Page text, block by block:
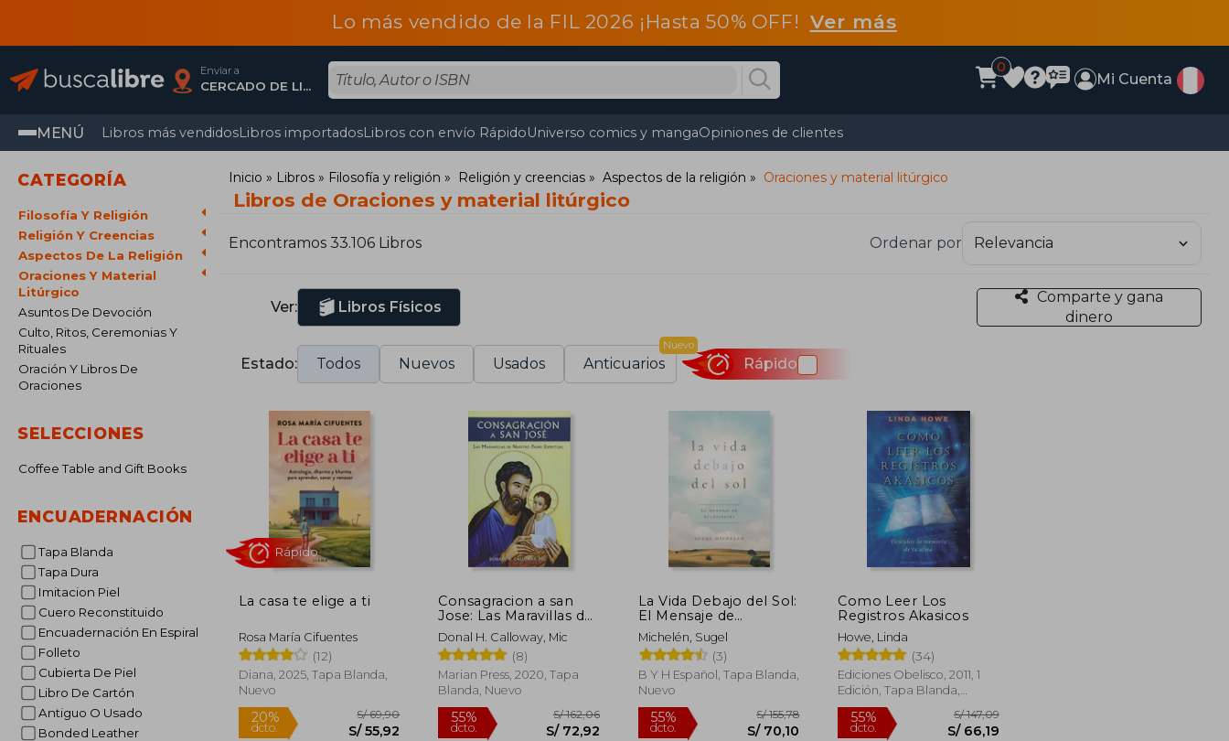
Lo más vendido de la FIL 2026 ¡Hasta 50% OFF! Ver más
Enviar a
CERCADO DE LIMA, Lima
0
Mi Cuenta
MENÚ Libros más vendidosLibros importadosLibros con envío RápidoUniverso comics y mangaOpiniones de clientes
CATEGORÍA
Filosofía Y Religión
Religión Y Creencias
Aspectos De La Religión
Oraciones Y Material
Litúrgico
Asuntos De Devoción
Culto, Ritos, Ceremonias Y
Rituales
Oración Y Libros De
Oraciones
SELECCIONES
Coffee Table and Gift Books
ENCUADERNACIÓN
Tapa Blanda
Tapa Dura
Imitacion Piel
Cuero Reconstituido
Encuadernación En Espiral
Folleto
Cubierta De Piel
Libro De Cartón
Antiguo O Usado
Bonded Leather
Inicio Libros Filosofía y religión Religión y creencias Aspectos de la religión Oraciones y material litúrgico
Libros de Oraciones y material litúrgico
Encontramos 33.106 Libros Ordenar por
Ver: Libros Físicos
Comparte y gana
dinero
Estado: Todos Nuevos Usados Anticuarios
Nuevo
Rápido
La casa te elige a ti
Rosa María Cifuentes
(12)
Diana, 2025, Tapa Blanda,
Nuevo
Rápido
Consagracion a san
Jose: Las Maravillas de
Nuestro Padre
Espiritual
Donal H. Calloway, Mic
(8)
Marian Press, 2020, Tapa
Blanda, Nuevo
La Vida Debajo del Sol:
El Mensaje de
Eclesiastés
Michelén, Sugel
(3)
B Y H Español, Tapa Blanda,
Nuevo
Como Leer Los
Registros Akasicos
Howe, Linda
(34)
Ediciones Obelisco, 2011, 1
Edición, Tapa Blanda,
Nuevo